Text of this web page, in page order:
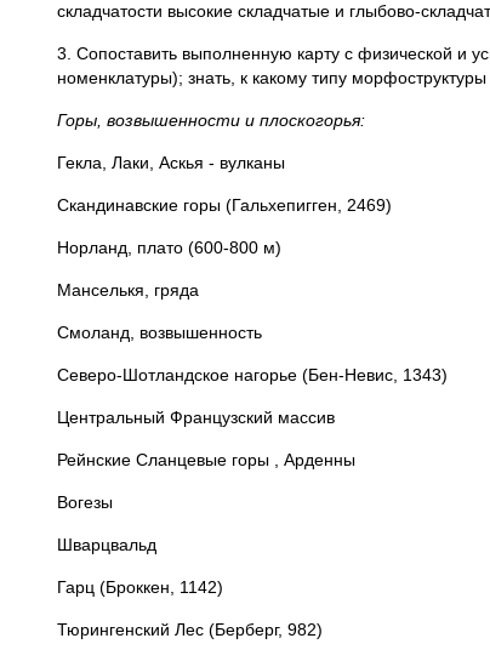
складчатости высокие складчатые и глыбово-
3. Сопоставить выполненную карту с физической и
номенклатуры); знать, к какому типу морфоструктуры
Горы, возвышенности и плоскогорья:
Гекла, Лаки, Аскья - вулканы
Скандинавские горы (Гальхепигген, 2469)
Норланд, плато (600-800 м)
Манселькя, гряда
Смоланд, возвышенность
Северо-Шотландское нагорье (Бен-Невис, 1343)
Центральный Французский массив
Рейнские Сланцевые горы , Арденны
Вогезы
Шварцвальд
Гарц (Броккен, 1142)
Тюрингенский Лес (Берберг, 982)